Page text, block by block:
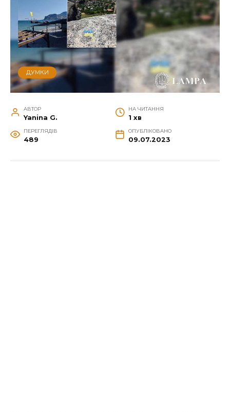
ДУМКИ
АВТОР
Yanina G.
НА ЧИТАННЯ
1 хв
ПЕРЕГЛЯДІВ
489
ОПУБЛІКОВАНО
09.07.2023